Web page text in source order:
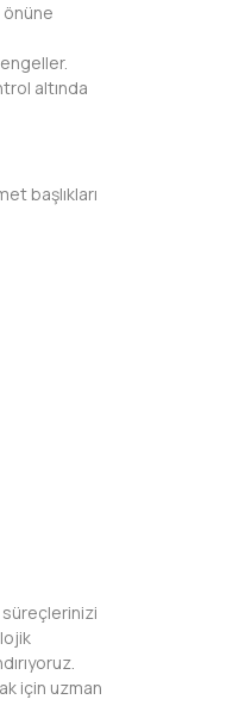
önüne
altında
başlıkları
için uzman